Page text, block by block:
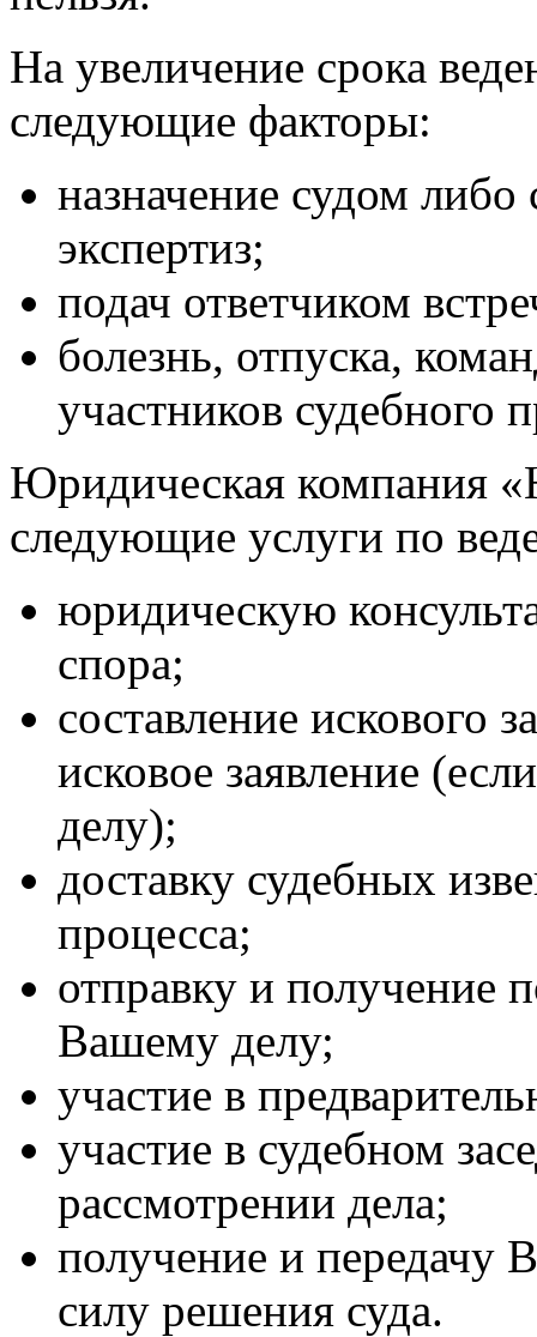
На увеличение срока
следующие факторы:
назначение судом
экспертиз;
подач ответчиком
болезнь, отпуска,
участников судебного
Юридическая компания
следующие услуги по
юридическую
спора;
составление искового
исковое заявление
делу);
доставку судебных
процесса;
отправку и получение
Вашему делу;
участие в
участие в судебном
рассмотрении дела;
получение и передачу
силу решения суда.